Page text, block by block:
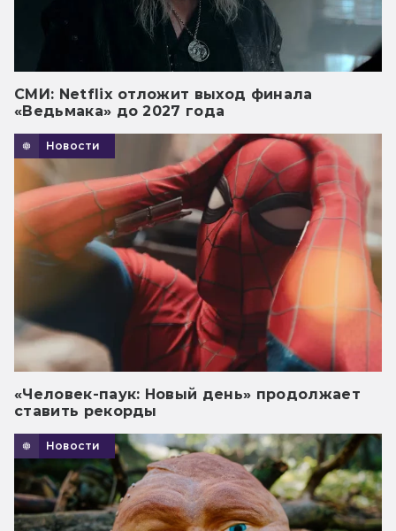
СМИ: Netflix отложит выход финала
«Ведьмака» до 2027 года
Новости
«Человек-паук: Новый день» продолжает
ставить рекорды
Новости